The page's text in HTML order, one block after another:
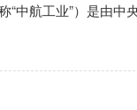
航工业”）是由中央